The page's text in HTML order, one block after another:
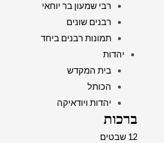
רבי שמעון בר יוחאי
רבנים שונים
תמונות רבנים ביחד
יהדות
בית המקדש
הכותל
יהדות ויודאיקה
ברכות
12 שבטים